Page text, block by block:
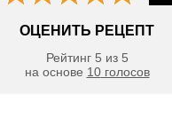
ОЦЕНИТЬ РЕЦЕПТ
Рейтинг 5 из 5
на основе 10голосов